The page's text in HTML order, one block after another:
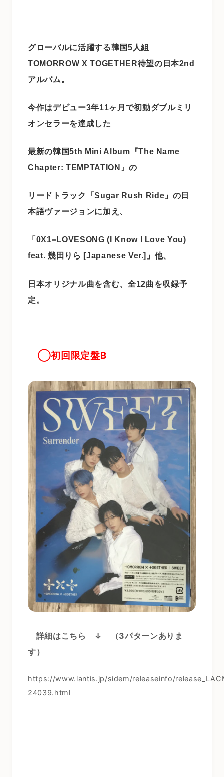
グローバルに活躍する韓国5人組
TOMORROW X TOGETHER待望の日本2nd
アルバム。
今作はデビュー3年11ヶ月で初動ダブルミリ
オンセラーを達成した
最新の韓国5th Mini Album『The Name
Chapter: TEMPTATION』の
リードトラック「Sugar Rush Ride」の日
本語ヴァージョンに加え、
「0X1=LOVESONG (I Know I Love You)
feat. 幾田りら [Japanese Ver.]」他、
日本オリジナル曲を含む、全12曲を収録予
定。
◯初回限定盤B
詳細はこちら ↓ （3パターンありま
す）
https://www.lantis.jp/sidem/releaseinfo/
24039.html